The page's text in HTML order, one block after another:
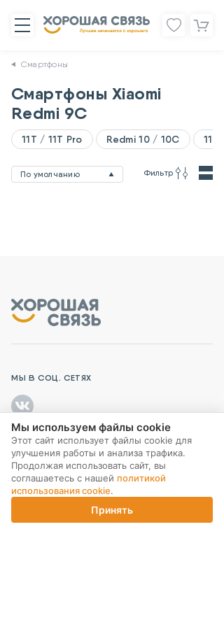
Смартфоны
Смартфоны Xiaomi
Redmi 9C
11T / 11T Pro Redmi 10 / 10C 11
По умолчанию Фильтр
Корзина
МЫ В СОЦ. СЕТЯХ
ПОДПИСКА НА РАССЫЛКУ
Мы используем файлы cookie
Этот сайт использует файлы cookie для
улучшения работы и анализа трафика.
Продолжая использовать сайт, вы
соглашаетесь с нашей политикой
использования cookie.
Принять